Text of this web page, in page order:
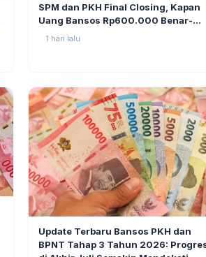
SPM dan PKH Final Closing, Kapan
Uang Bansos Rp600.000 Benar-
benar Cair?
1 hari lalu
Update Terbaru Bansos PKH dan
BPNT Tahap 3 Tahun 2026: